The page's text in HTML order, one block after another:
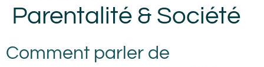
Parentalité & Société
Comment parler de